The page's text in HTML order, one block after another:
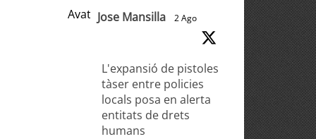
AvatarJose Mansilla 2 Ago
L'expansió de pistoles
tàser entre policies
locals posa en alerta
entitats de drets
humans